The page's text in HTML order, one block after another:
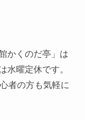
かくのだ亭」は
水曜定休です。
者の方も気軽に